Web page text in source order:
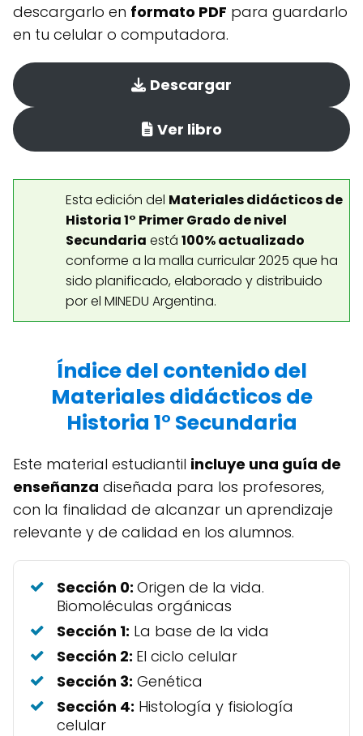
descargarlo en formato PDF para guardarlo
en tu celular o computadora.
Descargar
Ver libro
Esta edición del Materiales didácticos de
Historia 1° Primer Grado de nivel
Secundaria está 100% actualizado
conforme a la malla curricular 2025 que ha
sido planificado, elaborado y distribuido
por el MINEDU Argentina.
Índice del contenido del
Materiales didácticos de
Historia 1° Secundaria
Este material estudiantil incluye una guía de
enseñanza diseñada para los profesores,
con la finalidad de alcanzar un aprendizaje
relevante y de calidad en los alumnos.
Sección 0: Origen de la vida.
Biomoléculas orgánicas
Sección 1: La base de la vida
Sección 2: El ciclo celular
Sección 3: Genética
Sección 4: Histología y fisiología
celular